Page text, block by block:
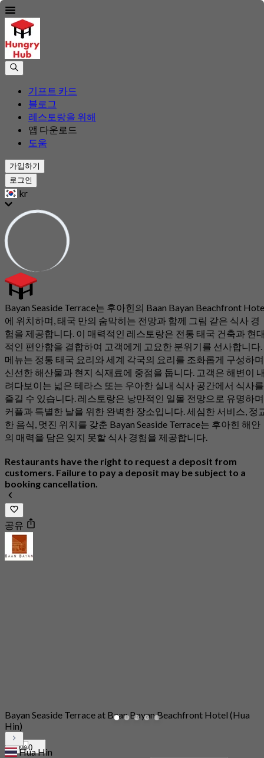
기프트 카드
블로그
레스토랑을 위해
앱 다운로드
도움
가입하기
로그인
kr
Bayan Seaside Terrace는 후아힌의 Baan Bayan Beachfront
에 위치하며, 태국 만의 숨막히는 전망과 함께 그림 같은 식사 경
험을 제공합니다. 이 매력적인 레스토랑은 전통 태국 건축과 현
적인 편안함을 결합하여 고객에게 고요한 분위기를 선사합니다.
메뉴는 정통 태국 요리와 세계 각국의 요리를 조화롭게 구성하
신선한 해산물과 현지 식재료에 중점을 둡니다. 고객은 해변이
려다보이는 넓은 테라스 또는 우아한 실내 식사 공간에서 식사를
즐길 수 있습니다. 레스토랑은 낭만적인 일몰 전망으로 유명하
커플과 특별한 날을 위한 완벽한 장소입니다. 세심한 서비스, 정
한 음식, 멋진 위치를 갖춘 Bayan Seaside Terrace는 후아힌 해안
의 매력을 담은 잊지 못할 식사 경험을 제공합니다.
Restaurants have the right to request a deposit from
customers. Failure to pay a deposit may be subject to a
booking cancellation.
공유
0
Bayan Seaside Terrace at Baan Bayan Beachfront Hotel (Hua
Hin)
Hua Hin